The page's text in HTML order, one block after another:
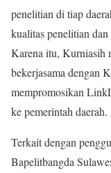
penelitian di tiap
kualitas penelitian
Karena itu, Kurniasih
bekerjasama dengan
mempromosikan
ke pemerintah daerah.
Terkait dengan
Bapelitbangda